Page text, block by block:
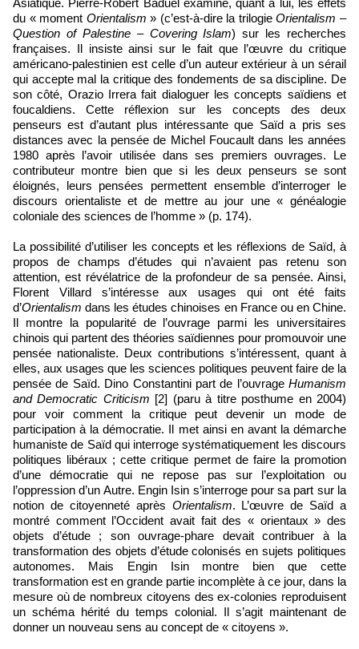
du « moment Orientalism » (c’est-à-dire la trilogieOrientalism –
Question of Palestine– Covering Islam) sur les recherches
françaises. Il insiste ainsi sur le fait que l’œuvre du critique
américano-palestinien est celle d’un auteur extérieur à un sérail
qui accepte mal la critique des fondements de sa discipline. De
son côté, Orazio Irrera fait dialoguer les concepts saïdiens et
foucaldiens. Cette réflexion sur les concepts des deux
penseurs est d’autant plus intéressante que Saïd a pris ses
distances avec la pensée de Michel Foucault dans les années
1980 après l’avoir utilisée dans ses premiers ouvrages. Le
contributeur montre bien que si les deux penseurs se sont
éloignés, leurs pensées permettent ensemble d’interroger le
discours orientaliste et de mettre au jour une « généalogie
coloniale des sciences de l’homme » (p. 174).
La possibilité d’utiliser les concepts et les réflexions de Saïd, à
propos de champs d’études qui n’avaient pas retenu son
attention, est révélatrice de la profondeur de sa pensée. Ainsi,
Florent Villard s’intéresse aux usages qui ont été faits
d’Orientalism dans les études chinoises en France ou en Chine.
Il montre la popularité de l’ouvrage parmi les universitaires
chinois qui partent des théories saïdiennes pour promouvoir une
pensée nationaliste. Deux contributions s’intéressent, quant à
elles, aux usages que les sciences politiques peuvent faire de la
pensée de Saïd. Dino Constantini part de l’ouvrage Humanism
and Democratic Criticism [2] (paru à titre posthume en 2004)
pour voir comment la critique peut devenir un mode de
participation à la démocratie. Il met ainsi en avant la démarche
humaniste de Saïd qui interroge systématiquement les discours
politiques libéraux ; cette critique permet de faire la promotion
d’une démocratie qui ne repose pas sur l’exploitation ou
l’oppression d’un Autre. Engin Isin s’interroge pour sa part sur la
notion de citoyenneté après Orientalism. L’œuvre de Saïd a
montré comment l’Occident avait fait des « orientaux » des
objets d’étude ; son ouvrage-phare devait contribuer à la
transformation des objets d’étude colonisés en sujets politiques
autonomes. Mais Engin Isin montre bien que cette
transformation est en grande partie incomplète à ce jour, dans la
mesure où de nombreux citoyens des ex-colonies reproduisent
un schéma hérité du temps colonial. Il s’agit maintenant de
donner un nouveau sens au concept de « citoyens ».